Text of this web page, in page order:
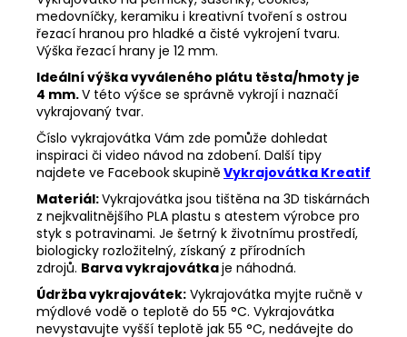
medovníčky, keramiku i kreativní tvoření s ostrou
řezací hranou pro hladké a čisté vykrojení tvaru.
Výška řezací hrany je 12 mm.
Ideální výška vyváleného plátu těsta/hmoty je
4 mm.V této výšce se správně vykrojí i naznačí
vykrajovaný tvar.
Číslo vykrajovátka Vám zde pomůže dohledat
inspiraci či video návod na zdobení. Další tipy
najdete ve Facebookskupině Vykrajovátka Kreatif
Materiál:Vykrajovátka jsou tištěna na 3D tiskárnách
z nejkvalitnějšího PLA plastu s atestem výrobce pro
styk s potravinami. Je šetrný k životnímu prostředí,
biologicky rozložitelný, získaný z přírodních
zdrojů. Barva vykrajovátkaje náhodná.
Údržba vykrajovátek: Vykrajovátka myjte ručně v
mýdlové vodě o teplotě do 55 °C. Vykrajovátka
nevystavujte vyšší teplotě jak 55 °C, nedávejte do